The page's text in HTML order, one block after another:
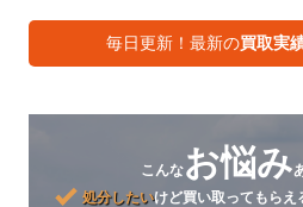
毎日更新！最新の買取実
こんなお悩み
処分したいけど買い取ってもら